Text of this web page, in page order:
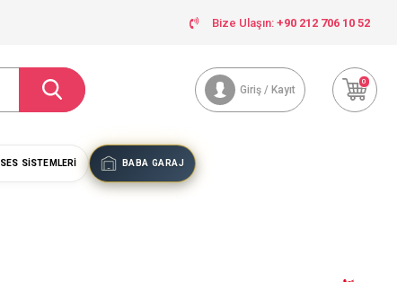
Bize Ulaşın: +90 212 706 10 52
Giriş / Kayıt
0
SES SISTEMLERI BABA GARAJ